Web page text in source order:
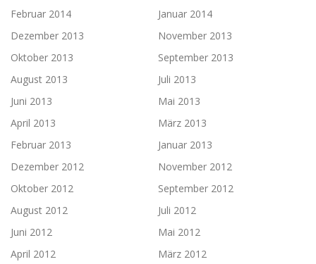
Februar 2014
Januar 2014
Dezember 2013
November 2013
Oktober 2013
September 2013
August 2013
Juli 2013
Juni 2013
Mai 2013
April 2013
März 2013
Februar 2013
Januar 2013
Dezember 2012
November 2012
Oktober 2012
September 2012
August 2012
Juli 2012
Juni 2012
Mai 2012
April 2012
März 2012